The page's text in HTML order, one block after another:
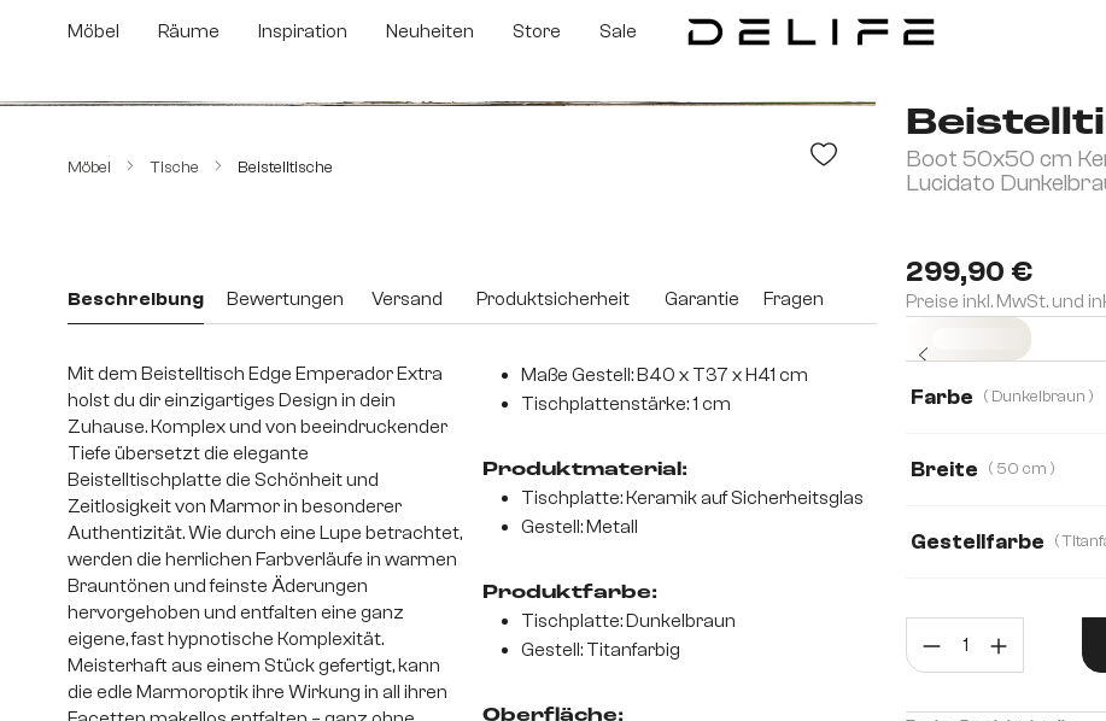
Hauptinhalt springen
Zur Suche springen
Zur Hauptnavigation springen
Möbel Räume Inspiration Neuheiten Store Sale
Möbel Tische Beistelltische
Boot 50x50 cm
Lucidato
299,90 €
Preise inkl. MwSt. und
Farbe ( Dunkelbraun )
Breite ( 50 cm )
Gestellfarbe
Beschreibung Bewertungen Versand Produktsicherheit Garantie Fragen
Mit dem Beistelltisch Edge Emperador Extra
holst du dir einzigartiges Design in dein
Zuhause. Komplex und von beeindruckender
Tiefe übersetzt die elegante
Beistelltischplatte die Schönheit und
Zeitlosigkeit von Marmor in besonderer
Authentizität. Wie durch eine Lupe betrachtet,
werden die herrlichen Farbverläufe in warmen
Brauntönen und feinste Äderungen
hervorgehoben und entfalten eine ganz
eigene, fast hypnotische Komplexität.
Meisterhaft aus einem Stück gefertigt, kann
die edle Marmoroptik ihre Wirkung in all ihren
Maße Gestell: B40 x T37 x H41 cm
Tischplattenstärke: 1 cm
Produktmaterial:
Tischplatte: Keramik auf Sicherheitsglas
Gestell: Metall
Produktfarbe:
Tischplatte: Dunkelbraun
Gestell: Titanfarbig
Oberfläche: